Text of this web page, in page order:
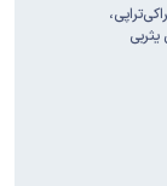
یثربی